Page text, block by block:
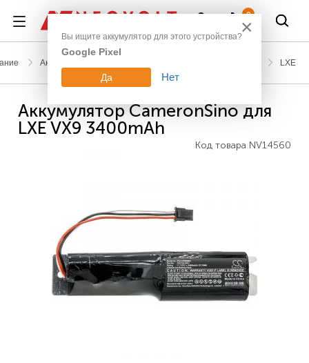
0
Аккумуляторы для сканеров штрих-кодов и терминалов LXE
Аккумулятор CameronSino для
LXE VX9 3400mAh
Код товара NV14560
×
Вы ищите аккумулятор для этого устройства?
Google Pixel
Да Нет